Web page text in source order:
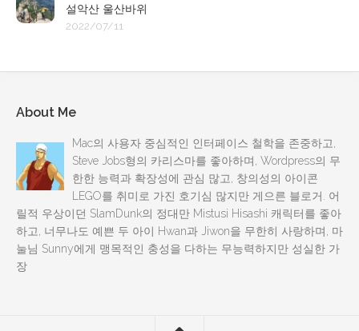
설악산 울산바위
2022/07/11
About Me
Mac의 사용자 중심적인 인터페이스 철학을 존중하고,
Steve Jobs형의 카리스마를 좋아하며, Wordpress의 무
한한 능력과 확장성에 관심 많고, 창의성의 아이콘
LEGO를 취미로 가진 호기심 많지만 게으른 블로거. 어
릴적 우상이던 SlamDunk의 정대만 Mistusi Hisashi 캐릭터를 좋아
하고, 너무나도 예쁜 두 아이 Hwan과 Jiwon을 무한히 사랑하며, 마
눌님 Sunny에게 맹목적인 충성을 다하는 무능력하지만 성실한 가
장